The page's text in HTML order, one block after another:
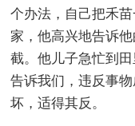
个办法，自己把禾
家，他高兴地告诉
截。他儿子急忙到
告诉我们，违反事
坏，适得其反。